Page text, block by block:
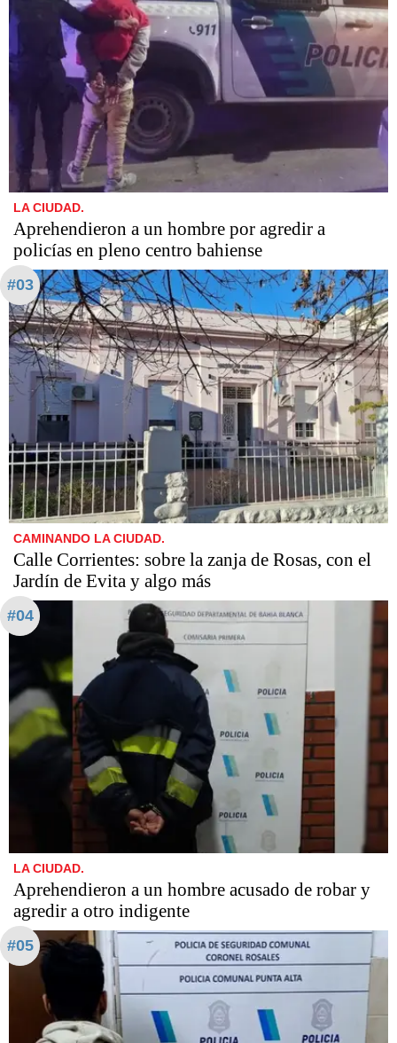
LA CIUDAD.
Aprehendieron a un hombre por agredir a
policías en pleno centro bahiense
#03
CAMINANDO LA CIUDAD.
Calle Corrientes: sobre la zanja de Rosas, con el
Jardín de Evita y algo más
#04
LA CIUDAD.
Aprehendieron a un hombre acusado de robar y
agredir a otro indigente
#05